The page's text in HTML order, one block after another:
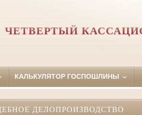
ЧЕТВЕРТЫЙ
КАЛЬКУЛЯТОР ГОСПОШЛИНЫ
ДЕЛОПРОИЗВОДСТВО